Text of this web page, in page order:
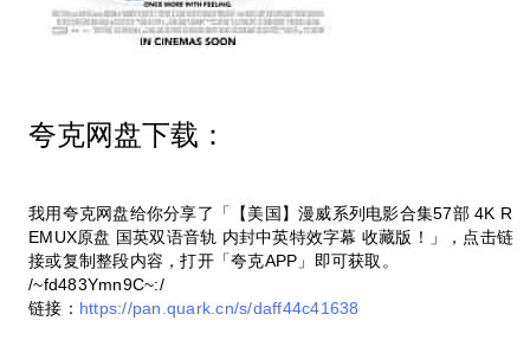
夸克网盘下载：
我用夸克网盘给你分享了「【美国】漫威系列电影合集57部 4K R
EMUX原盘 国英双语音轨 内封中英特效字幕 收藏版！」，点击链
接或复制整段内容，打开「夸克APP」即可获取。
/~fd483Ymn9C~:/
链接： https://pan.quark.cn/s/daff44c41638